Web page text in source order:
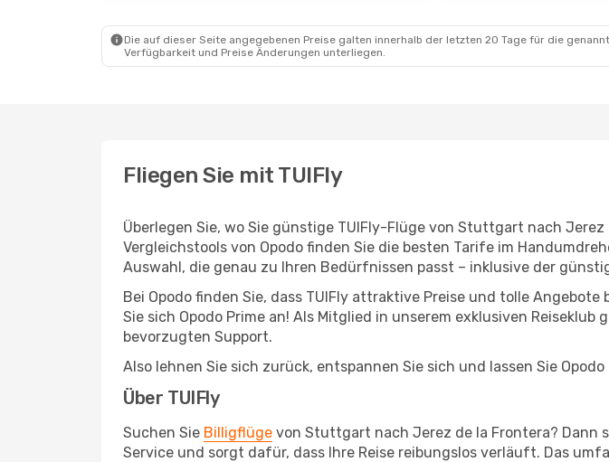
Die auf dieser Seite angegebenen Preise galten innerhalb der letzten 20 Tage für die
Verfügbarkeit und Preise Änderungen unterliegen.
Fliegen Sie mit TUIFly
Überlegen Sie, wo Sie günstige TUIFly-Flüge von Stuttgart nach
Vergleichstools von Opodo finden Sie die besten Tarife im
Auswahl, die genau zu Ihren Bedürfnissen passt – inklusive der
Bei Opodo finden Sie, dass TUIFly attraktive Preise und tolle
Sie sich Opodo Prime an! Als Mitglied in unserem exklusiven
bevorzugten Support.
Also lehnen Sie sich zurück, entspannen Sie sich und lassen Sie
Über TUIFly
Suchen Sie Billigflüge von Stuttgart nach Jerez de la Frontera? Dann
Service und sorgt dafür, dass Ihre Reise reibungslos verläuft. Das